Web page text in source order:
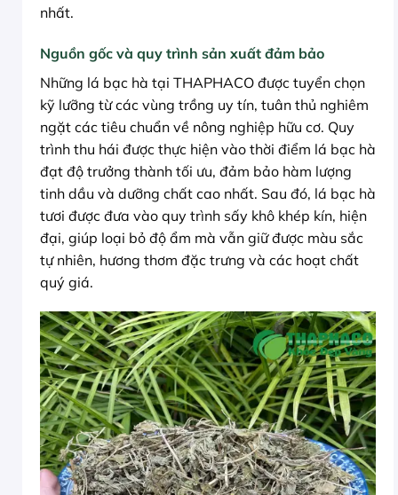
nhất.
Nguồn gốc và quy trình sản xuất đảm bảo
Những lá bạc hà tại THAPHACO được tuyển chọn
kỹ lưỡng từ các vùng trồng uy tín, tuân thủ nghiêm
ngặt các tiêu chuẩn về nông nghiệp hữu cơ. Quy
trình thu hái được thực hiện vào thời điểm lá bạc hà
đạt độ trưởng thành tối ưu, đảm bảo hàm lượng
tinh dầu và dưỡng chất cao nhất. Sau đó, lá bạc hà
tươi được đưa vào quy trình sấy khô khép kín, hiện
đại, giúp loại bỏ độ ẩm mà vẫn giữ được màu sắc
tự nhiên, hương thơm đặc trưng và các hoạt chất
quý giá.